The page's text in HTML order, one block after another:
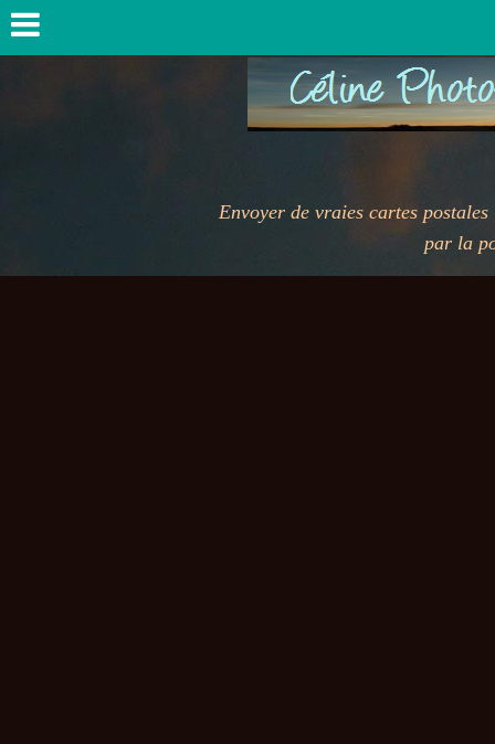
Envoyer de vraies cartes postales
par la poste